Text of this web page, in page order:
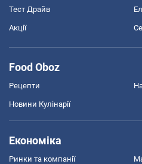
Тест Драйв
Акції
Food Oboz
Рецепти
Новини Кулінарії
Економіка
Ринки та компанії